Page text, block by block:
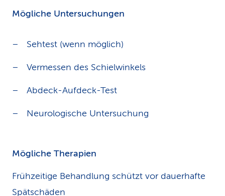
Mögliche Untersuchungen
Sehtest (wenn möglich)
Vermessen des Schielwinkels
Abdeck-Aufdeck-Test
Neurologische Untersuchung
Mögliche Therapien
Frühzeitige Behandlung schützt vor dauerhafte
Spätschäden